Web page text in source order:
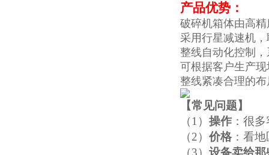
产品优势：
破碎机箱体由高
采用行星减速机
整线自动化控制
可根据客户生产
整线紧凑合理的
【常见问题】
（1） 操作 ：很
（2） 价格 ：看
（3） 设备卖给那